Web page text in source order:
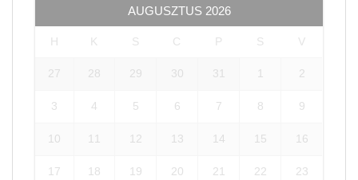
AUGUSZTUS 2026
H K S C P S V
27 28 29 30 31 1 2
3 4 5 6 7 8 9
10 11 12 13 14 15 16
17 18 19 20 21 22 23